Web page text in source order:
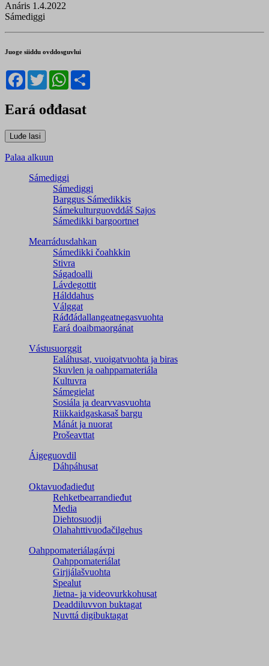
Anáris 1.4.2022
Sámediggi
Juoge siiddu ovddosguvlui
Facebook
TwitterWhatsApp
Eará ođđasat
Palaa alkuun
Sámediggi
Sámediggi
Barggus Sámedikkis
Sámekulturguovddáš Sajos
Sámedikki bargoortnet
Mearrádusdahkan
Sámedikki čoahkkin
Stivra
Ságadoalli
Lávdegottit
Hálddahus
Válggat
Ráđđádallangeatnegas­vuohta
Eará doaibmaorgánat
Vástusuorggit
Ealáhusat, vuoigatvuohta ja biras
Skuvlen ja oahppamateriála
Kultuvra
Sámegielat
Sosiála ja dearvvasvuohta
Riikkaidgaskasaš bargu
Mánát ja nuorat
Prošeavttat
Áigeguovdil
Dáhpáhusat
Oktavuođadieđut
Rehketbearrandieđut
Media
Diehtosuodji
Olahahttivuođačilgehus
Oahppomateriálagávpi
Oahppomateriálat
Girjjálašvuohta
Spealut
Jietna- ja videovurkkohusat
Deaddiluvvon buktagat
Nuvttá digibuktagat